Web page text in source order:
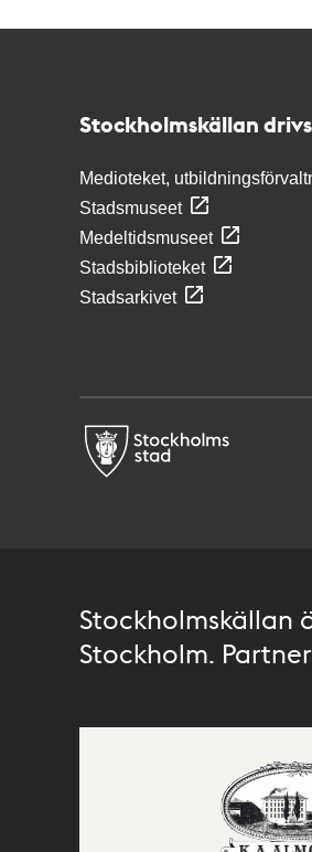
Stockholmskällan
Medioteket,
Stadsmuseet
Medeltidsmuseet
Stadsbiblioteket
Stadsarkivet
Stockholmskällan
Stockholm.